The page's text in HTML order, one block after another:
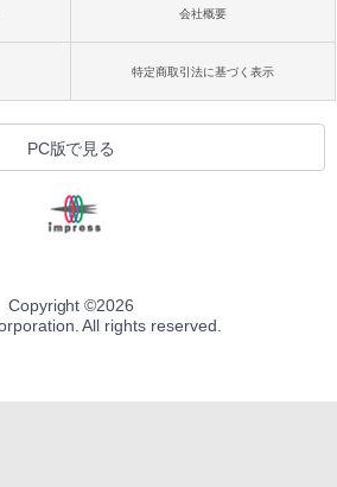
会社概要
特定商取引法に基づく表示
PC版で見る
Copyright ©2026
All rights reserved.